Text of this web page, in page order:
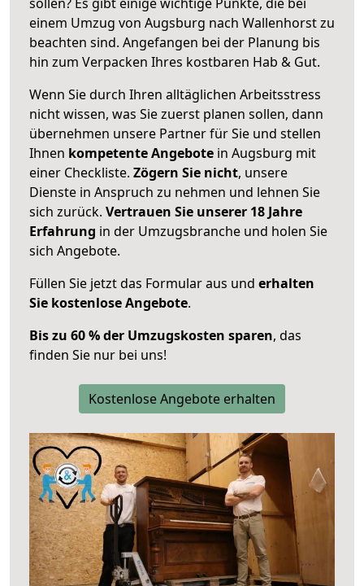
einem Umzug von Augsburg nach Wallenhorst zu
beachten sind. Angefangen bei der Planung bis
hin zum Verpacken Ihres kostbaren Hab & Gut.
Wenn Sie durch Ihren alltäglichen Arbeitsstress
nicht wissen, was Sie zuerst planen sollen, dann
übernehmen unsere Partner für Sie und stellen
Ihnen kompetente Angebote in Augsburg mit
einer Checkliste. Zögern Sie nicht, unsere
Dienste in Anspruch zu nehmen und lehnen Sie
sich zurück. Vertrauen Sie unserer 18 Jahre
Erfahrung in der Umzugsbranche und holen Sie
sich Angebote.
Füllen Sie jetzt das Formular aus und erhalten
Sie kostenlose Angebote.
Bis zu 60 % der Umzugskosten sparen, das
finden Sie nur bei uns!
Kostenlose Angebote erhalten